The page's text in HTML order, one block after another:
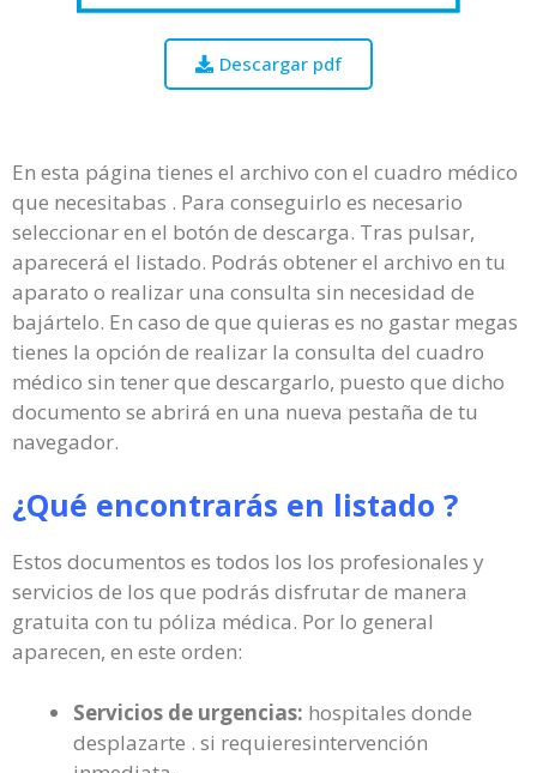
Descargar pdf
En esta página tienes el archivo con el cuadro médico
que necesitabas . Para conseguirlo es necesario
seleccionar en el botón de descarga. Tras pulsar,
aparecerá el listado. Podrás obtener el archivo en tu
aparato o realizar una consulta sin necesidad de
bajártelo. En caso de que quieras es no gastar megas
tienes la opción de realizar la consulta del cuadro
médico sin tener que descargarlo, puesto que dicho
documento se abrirá en una nueva pestaña de tu
navegador.
¿Qué encontrarás en listado ?
Estos documentos es todos los los profesionales y
servicios de los que podrás disfrutar de manera
gratuita con tu póliza médica. Por lo general
aparecen, en este orden:
Servicios de urgencias: hospitales donde
desplazarte . si requieresintervención